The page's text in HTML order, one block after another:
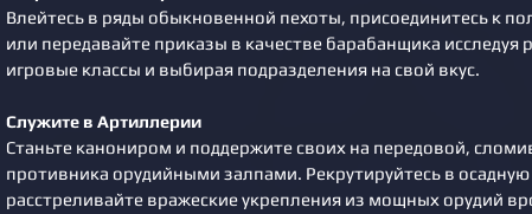
Влейтесь в ряды обыкновенной пехоты, присоединитесь к
или передавайте приказы в качестве барабанщика исследуя
игровые классы и выбирая подразделения на свой вкус.
Служите в Артиллерии
Станьте канониром и поддержите своих на передовой,
противника орудийными залпами. Рекрутируйтесь в
расстреливайте вражеские укрепления из мощных орудий